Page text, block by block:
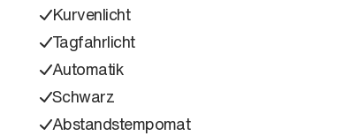
Kurvenlicht
Tagfahrlicht
Automatik
Schwarz
Abstandstempomat